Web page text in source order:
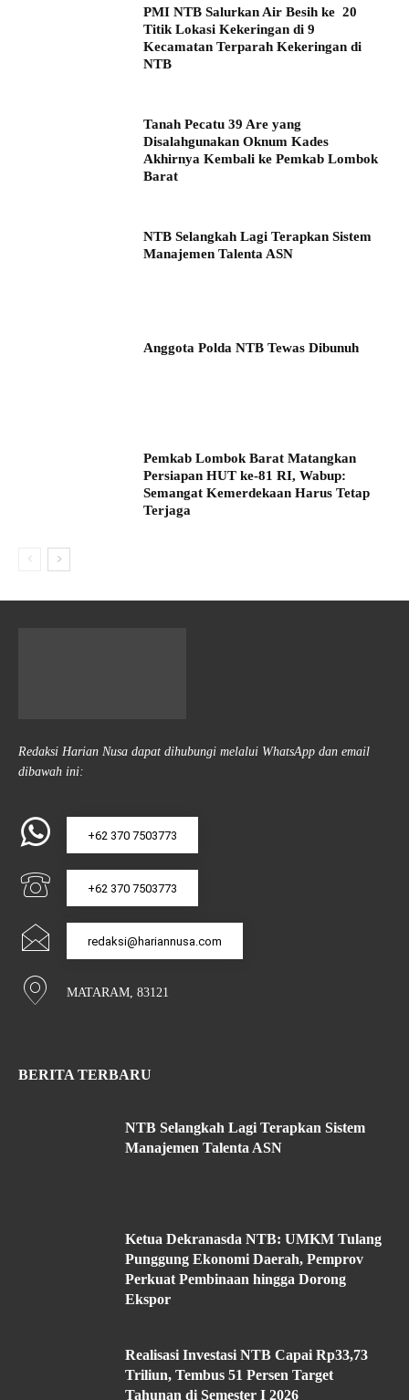
PMI NTB Salurkan Air Besih ke 20
Titik Lokasi Kekeringan di 9
Kecamatan Terparah Kekeringan di
NTB
Tanah Pecatu 39 Are yang
Disalahgunakan Oknum Kades
Akhirnya Kembali ke Pemkab Lombok
Barat
NTB Selangkah Lagi Terapkan Sistem
Manajemen Talenta ASN
Anggota Polda NTB Tewas Dibunuh
Pemkab Lombok Barat Matangkan
Persiapan HUT ke-81 RI, Wabup:
Semangat Kemerdekaan Harus Tetap
Terjaga
Redaksi Harian Nusa dapat dihubungi melalui WhatsApp dan email
dibawah ini:
+62 370 7503773
+62 370 7503773
redaksi@hariannusa.com
MATARAM, 83121
BERITA TERBARU
NTB Selangkah Lagi Terapkan Sistem
Manajemen Talenta ASN
Ketua Dekranasda NTB: UMKM Tulang
Punggung Ekonomi Daerah, Pemprov
Perkuat Pembinaan hingga Dorong
Ekspor
Realisasi Investasi NTB Capai Rp33,73
Triliun, Tembus 51 Persen Target
Tahunan di Semester I 2026